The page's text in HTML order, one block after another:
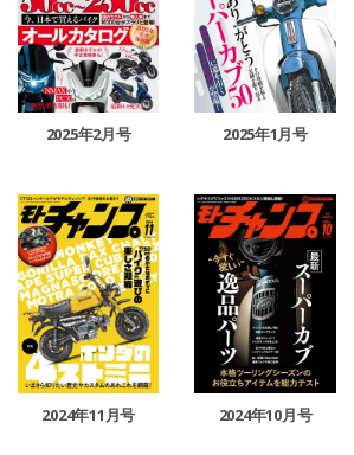
2025年2月号 2025年1月号
2024年11月号 2024年10月号